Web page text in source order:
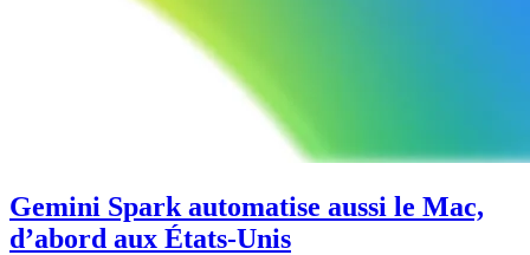
Gemini Spark automatise aussi le Mac,
d’abord aux États-Unis